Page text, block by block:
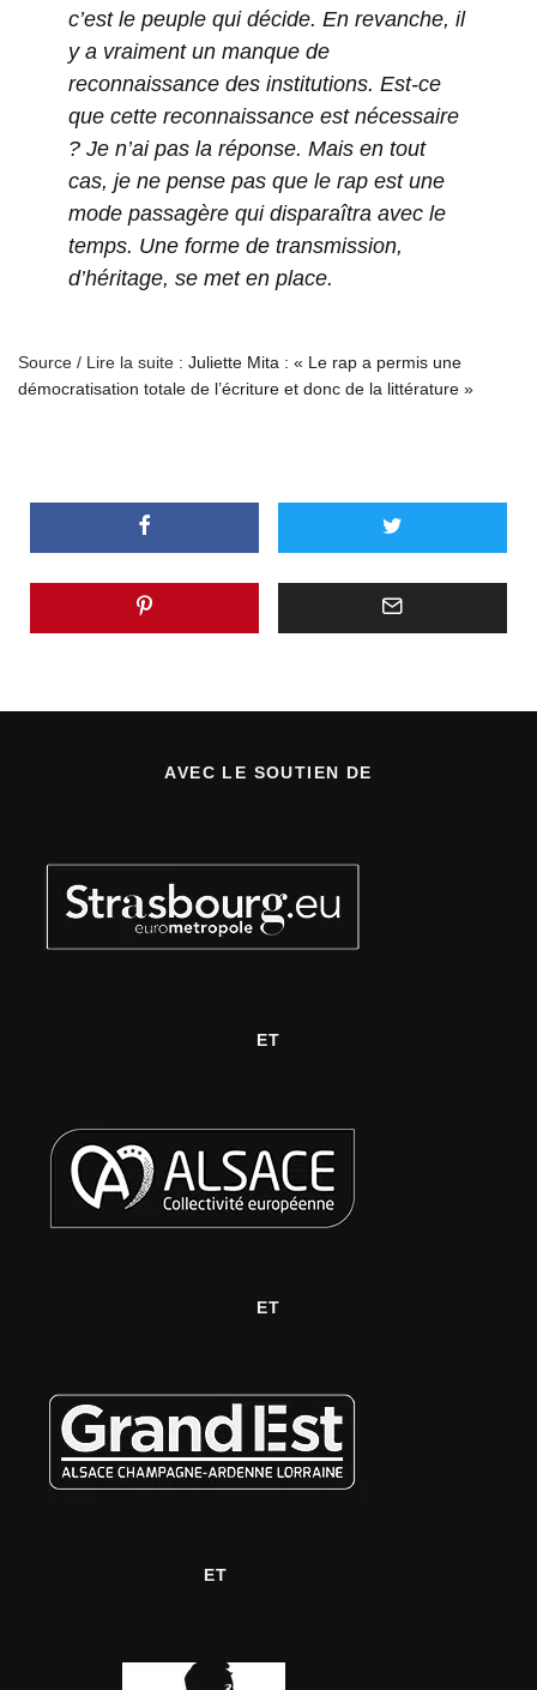
c’est le peuple qui décide. En revanche, il
y a vraiment un manque de
reconnaissance des institutions. Est-ce
que cette reconnaissance est nécessaire
? Je n’ai pas la réponse. Mais en tout
cas, je ne pense pas que le rap est une
mode passagère qui disparaîtra avec le
temps. Une forme de transmission,
d’héritage, se met en place.
Source / Lire la suite : Juliette Mita : « Le rap a permis une
démocratisation totale de l’écriture et donc de la littérature »
AVEC LE SOUTIEN DE
ET
ET
ET